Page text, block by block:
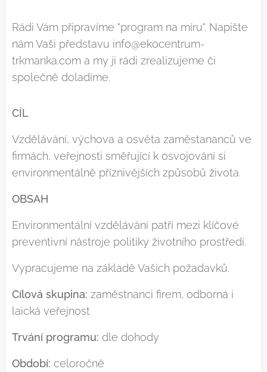
Rádi Vám připravíme "program na míru". Napište
nám Vaši představu info@ekocentrum-
trkmanka.com a my ji rádi zrealizujeme či
společně doladíme.
CÍL
Vzdělávání, výchova a osvěta zaměstananců ve
firmách, veřejnosti směřující k osvojování si
environmentálně příznivějších způsobů života.
OBSAH
Environmentální vzdělávání patří mezi klíčové
preventivní nástroje politiky životního prostředí.
Vypracujeme na základě Vašich požadavků.
Cílová skupina: zaměstnanci firem, odborná i
laická veřejnost
Trvání programu: dle dohody
Období: celoročně